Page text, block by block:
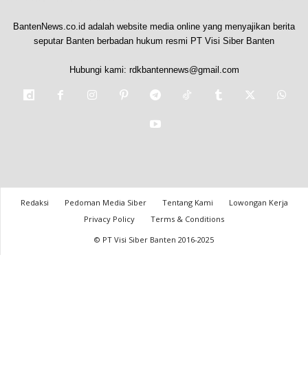
BantenNews.co.id adalah website media online yang menyajikan berita
seputar Banten berbadan hukum resmi PT Visi Siber Banten
Hubungi kami: rdkbantennews@gmail.com
Redaksi Pedoman Media Siber Tentang Kami
Lowongan Kerja
Privacy Policy
Terms & Conditions
© PT Visi Siber Banten 2016-2025